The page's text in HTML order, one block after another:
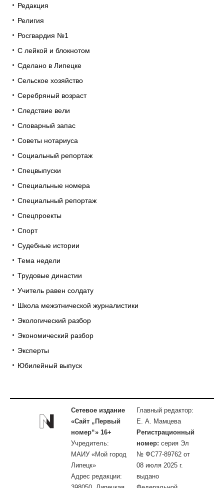
Редакция
Религия
Росгвардия №1
С лейкой и блокнотом
Сделано в Липецке
Сельское хозяйство
Серебряный возраст
Следствие вели
Словарный запас
Советы нотариуса
Социальный репортаж
Спецвыпуски
Специальные номера
Специальный репортаж
Спецпроекты
Спорт
Судебные истории
Тема недели
Трудовые династии
Учитель равен солдату
Школа межэтнической журналистики
Экологический разбор
Экономический разбор
Эксперты
Юбилейный выпуск
Сетевое издание
«Сайт „Первый
номер“» 16+
Учредитель:
МАИУ «Мой город
Липецк»
Адрес редакции:
Главный редактор:
Е. А. Мамцева
Регистрационный
номер: серия Эл
№ ФС77-89762 от
08 июля 2025 г.
выдано